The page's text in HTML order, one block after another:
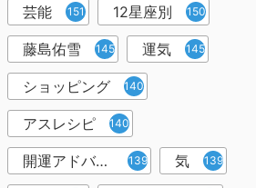
芸能 151 12星座別 150
藤島佑雪 145 運気 145
ショッピング 140
アスレシピ 140
開運アドバイザー＆占い師 139 気 139